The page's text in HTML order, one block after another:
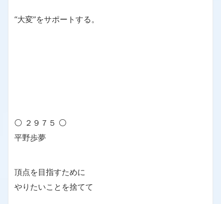
“大変”をサポートする。
⚪ ２９７５ ⚪
平野歩夢
頂点を目指すために
やりたいことを捨てて